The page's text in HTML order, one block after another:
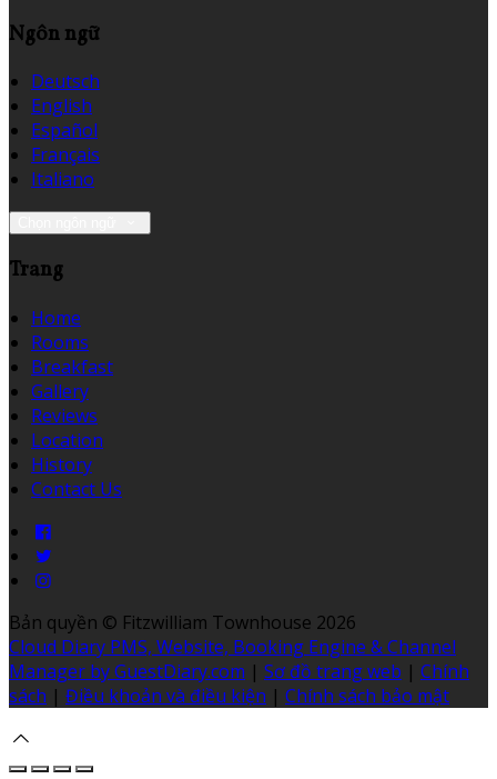
Ngôn ngữ
Deutsch
English
Español
Français
Italiano
Trang
Home
Rooms
Breakfast
Gallery
Reviews
Location
History
Contact Us
Bản quyền © Fitzwilliam Townhouse 2026
Cloud Diary PMS, Website, Booking Engine & Channel
Manager by GuestDiary.com | Sơ đồ trang web | Chính
sách | Điều khoản và điều kiện | Chính sách bảo mật